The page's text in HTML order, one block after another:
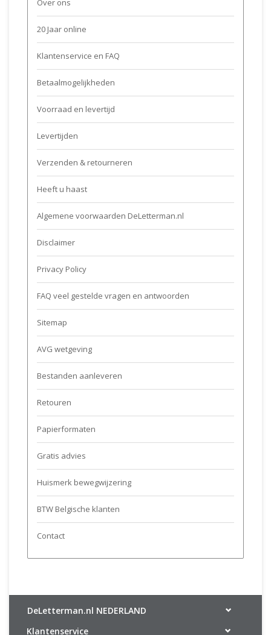
Over ons
20 Jaar online
Klantenservice en FAQ
Betaalmogelijkheden
Voorraad en levertijd
Levertijden
Verzenden & retourneren
Heeft u haast
Algemene voorwaarden DeLetterman.nl
Disclaimer
Privacy Policy
FAQ veel gestelde vragen en antwoorden
Sitemap
AVG wetgeving
Bestanden aanleveren
Retouren
Papierformaten
Gratis advies
Huismerk bewegwijzering
BTW Belgische klanten
Contact
DeLetterman.nl NEDERLAND
Klantenservice